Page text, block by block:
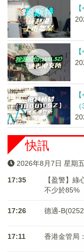
快訊
2026年8月7日 星期
17:35
【盈警】
不少於85%
17:26 德適-
17:11 香港金管局